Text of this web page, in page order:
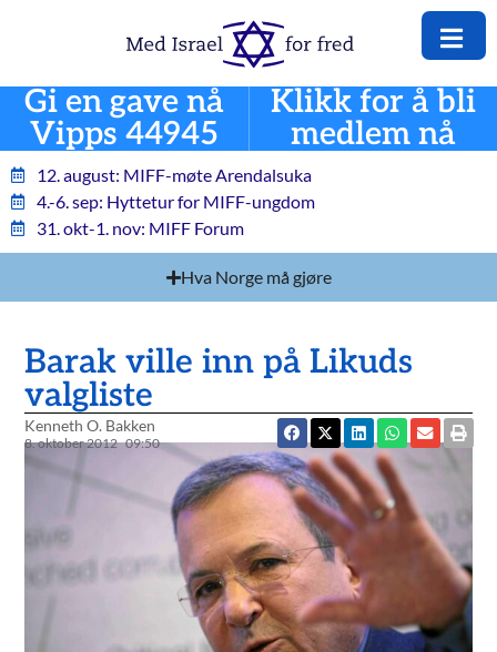
Gi en gave nå
Vipps 44945
Klikk for å bli
medlem nå
12. august: MIFF-møte Arendalsuka
4.-6. sep: Hyttetur for MIFF-ungdom
31. okt-1. nov: MIFF Forum
Hva Norge må gjøre
Barak ville inn på Likuds
valgliste
Kenneth O. Bakken
8. oktober 2012 09:50